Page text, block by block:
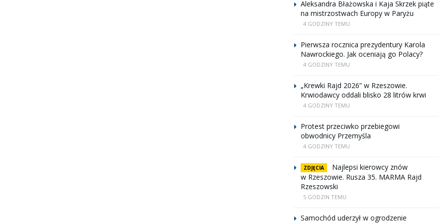
Aleksandra Błażowska i Kaja Skrzek piąte
na mistrzostwach Europy w Paryżu
4 GODZINY TEMU
Pierwsza rocznica prezydentury Karola
Nawrockiego. Jak oceniają go Polacy?
4 GODZINY TEMU
„Krewki Rajd 2026” w Rzeszowie.
Krwiodawcy oddali blisko 28 litrów krwi
4 GODZINY TEMU
Protest przeciwko przebiegowi
obwodnicy Przemyśla
4 GODZINY TEMU
ZDJĘCIA
Najlepsi kierowcy znów
w Rzeszowie. Rusza 35. MARMA Rajd
Rzeszowski
5 GODZIN TEMU
Samochód uderzył w ogrodzenie